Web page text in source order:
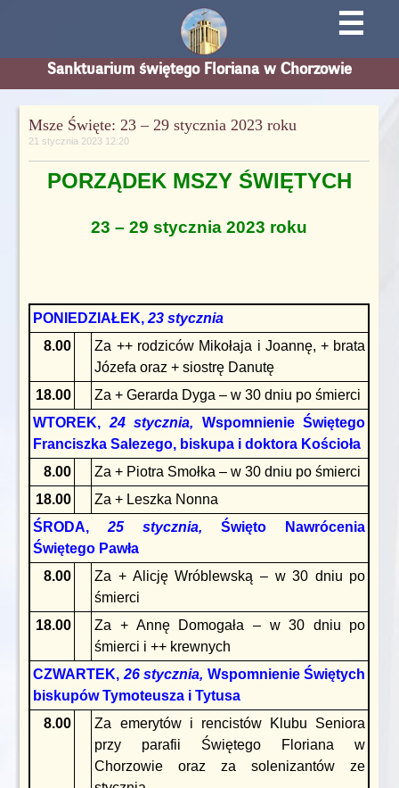
☰
Sanktuarium świętego Floriana w Chorzowie
Msze Święte: 23 – 29 stycznia 2023 roku
21 stycznia 2023 12:20
PORZĄDEK MSZY ŚWIĘTYCH
23 – 29 stycznia 2023 roku
PONIEDZIAŁEK,23 stycznia
8.00
Za ++ rodziców Mikołaja i Joannę, + brata
Józefa oraz + siostrę Danutę
18.00
Za + Gerarda Dyga – w 30 dniu po śmierci
WTOREK, 24 stycznia, Wspomnienie Świętego
Franciszka Salezego, biskupa i doktora Kościoła
8.00
Za + Piotra Smołka – w 30 dniu po śmierci
18.00
Za + Leszka Nonna
ŚRODA,25 stycznia,Święto Nawrócenia
Świętego Pawła
8.00
Za + Alicję Wróblewską – w 30 dniu po
śmierci
18.00
Za + Annę Domogała – w 30 dniu po
śmierci i ++ krewnych
CZWARTEK, 26 stycznia, Wspomnienie Świętych
biskupów Tymoteusza i Tytusa
8.00
Za emerytów i rencistów Klubu Seniora
przy parafii Świętego Floriana w
Chorzowie oraz za solenizantów ze